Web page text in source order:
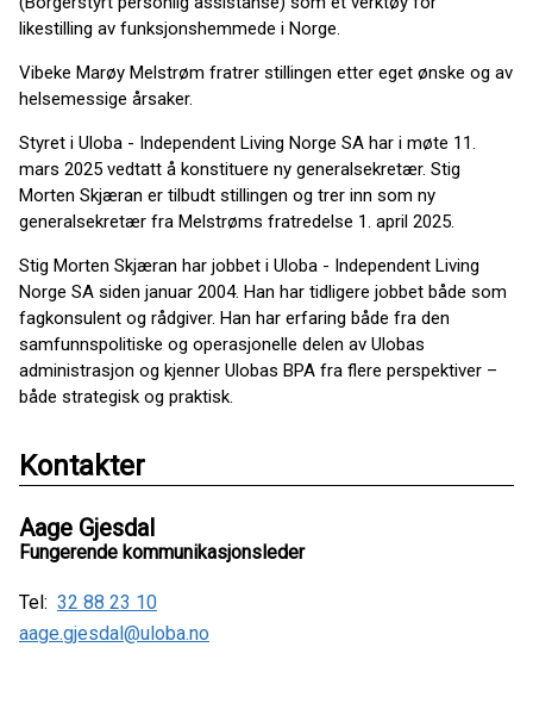
likestilling av funksjonshemmede i Norge.
Vibeke Marøy Melstrøm fratrer stillingen etter eget ønske og av
helsemessige årsaker.
Styret i Uloba - Independent Living Norge SA har i møte 11.
mars 2025 vedtatt å konstituere ny generalsekretær. Stig
Morten Skjæran er tilbudt stillingen og trer inn som ny
generalsekretær fra Melstrøms fratredelse 1. april 2025.
Stig Morten Skjæran har jobbet i Uloba - Independent Living
Norge SA siden januar 2004. Han har tidligere jobbet både som
fagkonsulent og rådgiver. Han har erfaring både fra den
samfunnspolitiske og operasjonelle delen av Ulobas
administrasjon og kjenner Ulobas BPA fra flere perspektiver –
både strategisk og praktisk.
Kontakter
Aage Gjesdal
Fungerende kommunikasjonsleder
Tel: 32 88 23 10
aage.gjesdal@uloba.no